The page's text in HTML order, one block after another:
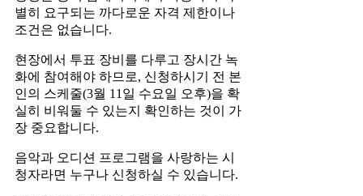
별히 요구되는 까다로운 자격 제한이나
조건은 없습니다.
현장에서 투표 장비를 다루고 장시간 녹
화에 참여해야 하므로, 신청하시기 전 본
인의 스케줄(3월 11일 수요일 오후)을 확
실히 비워둘 수 있는지 확인하는 것이 가
장 중요합니다.
음악과 오디션 프로그램을 사랑하는 시
청자라면 누구나 신청하실 수 있습니다.